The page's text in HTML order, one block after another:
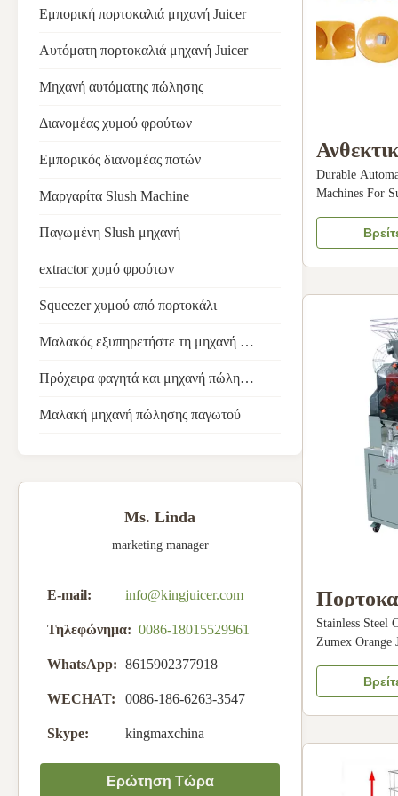
Εμπορική πορτοκαλιά μηχανή Juicer
Αυτόματη πορτοκαλιά μηχανή Juicer
Μηχανή αυτόματης πώλησης
Διανομέας χυμού φρούτων
Εμπορικός διανομέας ποτών
Μαργαρίτα Slush Machine
Παγωμένη Slush μηχανή
extractor χυμό φρούτων
Squeezer χυμού από πορτοκάλι
Μαλακός εξυπηρετήστε τη μηχανή παγωτού
Πρόχειρα φαγητά και μηχανή πώλησης ποτών
Μαλακή μηχανή πώλησης παγωτού
Ms. Linda
marketing manager
Ε-mail: info@kingjuicer.com
Τηλεφώνημα: 0086-18015529961
WhatsApp: 8615902377918
WECHAT: 0086-186-6263-3547
Skype: kingmaxchina
Ερώτηση Τώρα
Durable
Machines For
machine is
oranges
upgraded
Juicer
Stainless Steel
Zumex Orange
Material
10days; 40HQ:
665MM Height